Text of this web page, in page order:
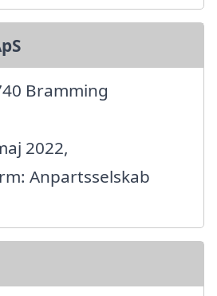
Bramming
2022,
Anpartsselskab